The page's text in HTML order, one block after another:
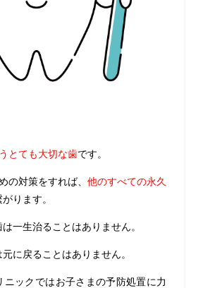
とても大切な歯です。
の対策をすれば、他のすべての永久
ります。
一生治ることはありません。
に戻ることはありません。
ニックではお子さまの予防処置に力